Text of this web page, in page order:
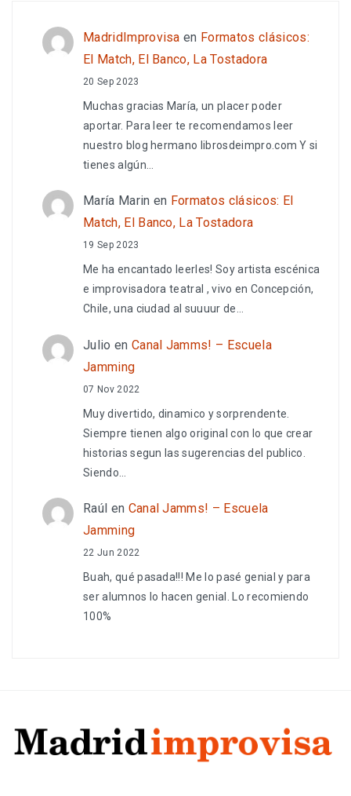
MadridImprovisa en Formatos clásicos:
El Match, El Banco, La Tostadora
20 Sep 2023
Muchas gracias María, un placer poder
aportar. Para leer te recomendamos leer
nuestro blog hermano librosdeimpro.com Y si
tienes algún…
María Marin en Formatos clásicos: El
Match, El Banco, La Tostadora
19 Sep 2023
Me ha encantado leerles! Soy artista escénica
e improvisadora teatral , vivo en Concepción,
Chile, una ciudad al suuuur de…
Julio en Canal Jamms! – Escuela
Jamming
07 Nov 2022
Muy divertido, dinamico y sorprendente.
Siempre tienen algo original con lo que crear
historias segun las sugerencias del publico.
Siendo…
Raúl en Canal Jamms! – Escuela
Jamming
22 Jun 2022
Buah, qué pasada!!! Me lo pasé genial y para
ser alumnos lo hacen genial. Lo recomiendo
100%